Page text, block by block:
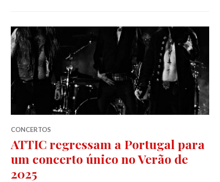
CONCERTOS
ATTIC regressam a Portugal para
um concerto único no Verão de
2025